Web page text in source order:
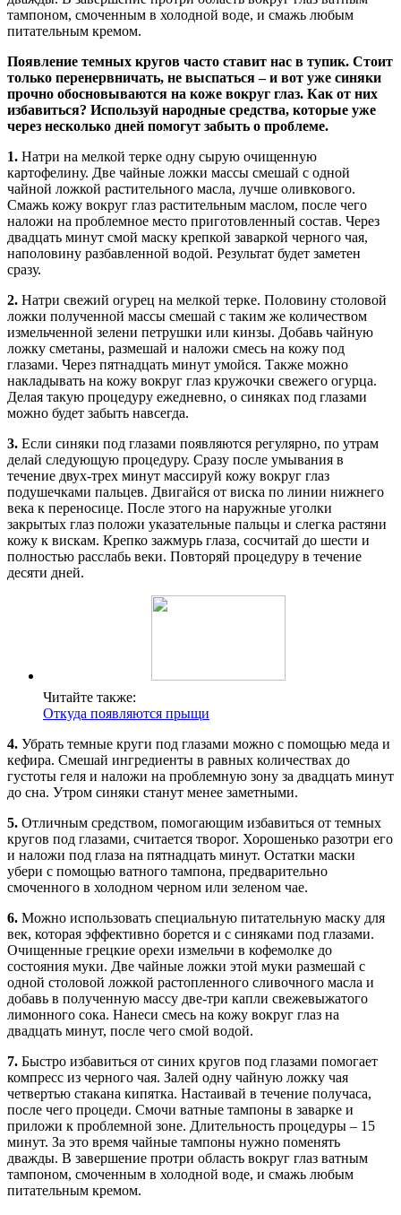
тампоном, смоченным в холодной воде, и смажь любым
питательным кремом.
Появление темных кругов часто ставит нас в тупик. Стоит
только перенервничать, не выспаться – и вот уже синяки
прочно обосновываются на коже вокруг глаз. Как от них
избавиться? Используй народные средства, которые уже
через несколько дней помогут забыть о проблеме.
1. Натри на мелкой терке одну сырую очищенную
картофелину. Две чайные ложки массы смешай с одной
чайной ложкой растительного масла, лучше оливкового.
Смажь кожу вокруг глаз растительным маслом, после чего
наложи на проблемное место приготовленный состав. Через
двадцать минут смой маску крепкой заваркой черного чая,
наполовину разбавленной водой. Результат будет заметен
сразу.
2. Натри свежий огурец на мелкой терке. Половину столовой
ложки полученной массы смешай с таким же количеством
измельченной зелени петрушки или кинзы. Добавь чайную
ложку сметаны, размешай и наложи смесь на кожу под
глазами. Через пятнадцать минут умойся. Также можно
накладывать на кожу вокруг глаз кружочки свежего огурца.
Делая такую процедуру ежедневно, о синяках под глазами
можно будет забыть навсегда.
3. Если синяки под глазами появляются регулярно, по утрам
делай следующую процедуру. Сразу после умывания в
течение двух-трех минут массируй кожу вокруг глаз
подушечками пальцев. Двигайся от виска по линии нижнего
века к переносице. После этого на наружные уголки
закрытых глаз положи указательные пальцы и слегка растяни
кожу к вискам. Крепко зажмурь глаза, сосчитай до шести и
полностью расслабь веки. Повторяй процедуру в течение
десяти дней.
Читайте также:
Откуда появляются прыщи
4. Убрать темные круги под глазами можно с помощью меда и
кефира. Смешай ингредиенты в равных количествах до
густоты геля и наложи на проблемную зону за двадцать минут
до сна. Утром синяки станут менее заметными.
5. Отличным средством, помогающим избавиться от темных
кругов под глазами, считается творог. Хорошенько разотри его
и наложи под глаза на пятнадцать минут. Остатки маски
убери с помощью ватного тампона, предварительно
смоченного в холодном черном или зеленом чае.
6. Можно использовать специальную питательную маску для
век, которая эффективно борется и с синяками под глазами.
Очищенные грецкие орехи измельчи в кофемолке до
состояния муки. Две чайные ложки этой муки размешай с
одной столовой ложкой растопленного сливочного масла и
добавь в полученную массу две-три капли свежевыжатого
лимонного сока. Нанеси смесь на кожу вокруг глаз на
двадцать минут, после чего смой водой.
7. Быстро избавиться от синих кругов под глазами помогает
компресс из черного чая. Залей одну чайную ложку чая
четвертью стакана кипятка. Настаивай в течение получаса,
после чего процеди. Смочи ватные тампоны в заварке и
приложи к проблемной зоне. Длительность процедуры – 15
минут. За это время чайные тампоны нужно поменять
дважды. В завершение протри область вокруг глаз ватным
тампоном, смоченным в холодной воде, и смажь любым
питательным кремом.